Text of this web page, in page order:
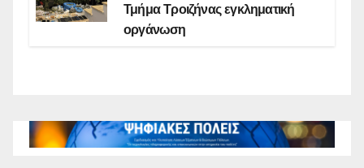
Τμήμα Τροιζήνας εγκληματική
οργάνωση